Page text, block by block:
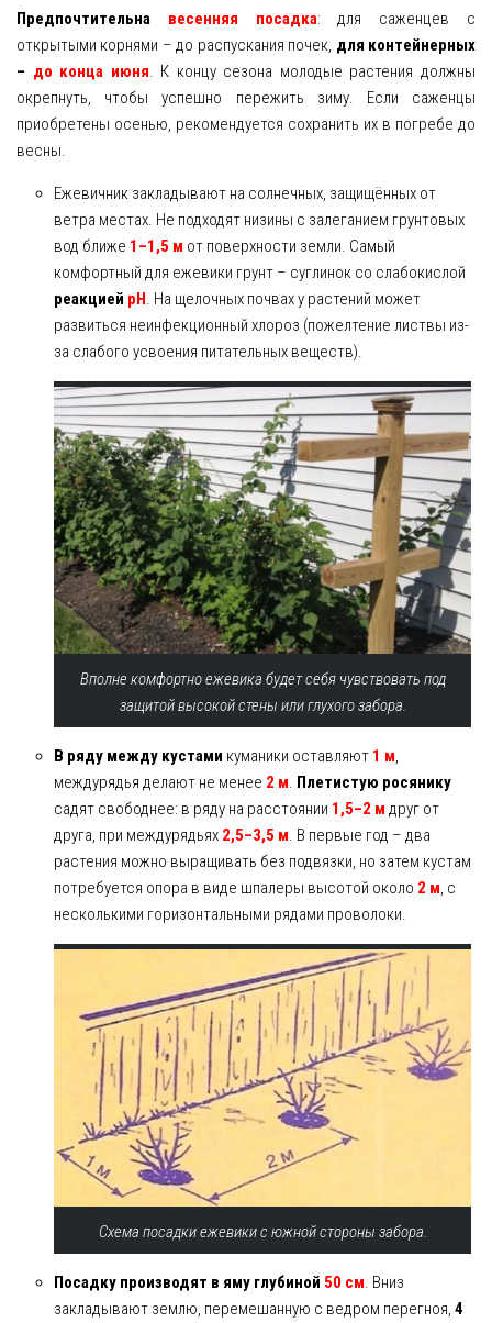
Предпочтительна весенняя посадка: для саженцев с
открытыми корнями – до распускания почек, для контейнерных
– до конца июня. К концу сезона молодые растения должны
окрепнуть, чтобы успешно пережить зиму. Если саженцы
приобретены осенью, рекомендуется сохранить их в погребе до
весны.
Ежевичник закладывают на солнечных, защищённых от
ветра местах. Не подходят низины с залеганием грунтовых
вод ближе 1–1,5 м от поверхности земли. Самый
комфортный для ежевики грунт – суглинок со слабокислой
реакцией pH . На щелочных почвах у растений может
развиться неинфекционный хлороз (пожелтение листвы из-
за слабого усвоения питательных веществ).
Вполне комфортно ежевика будет себя чувствовать под
защитой высокой стены или глухого забора.
В ряду между кустами куманики оставляют 1 м,
междурядья делают не менее 2 м. Плетистую росянику
садят свободнее: в ряду на расстоянии 1,5–2 м друг от
друга, при междурядьях 2,5–3,5 м. В первые год – два
растения можно выращивать без подвязки, но затем кустам
потребуется опора в виде шпалеры высотой около 2 м, с
несколькими горизонтальными рядами проволоки.
Схема посадки ежевики с южной стороны забора.
Посадку производят в яму глубиной 50 см. Вниз
закладывают землю, перемешанную с ведром перегноя, 4